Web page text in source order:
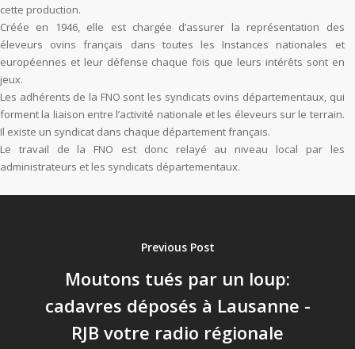
cette production.
Créée en 1946, elle est chargée d’assurer la représentation des
éleveurs ovins français dans toutes les Instances nationales et
européennes et leur défense chaque fois que leurs intérêts sont en
jeux.
Les adhérents de la FNO sont les syndicats ovins départementaux, qui
forment la liaison entre l’activité nationale et les éleveurs sur le terrain.
Il existe un syndicat dans chaque département français.
Le travail de la FNO est donc relayé au niveau local par les
administrateurs et les syndicats départementaux.
Previous Post
Moutons tués par un loup:
cadavres déposés à Lausanne -
RJB votre radio régionale